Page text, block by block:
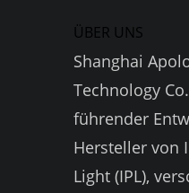
ÜBER UNS
Shanghai
Technology
führender
Hersteller von
Light (IPL),